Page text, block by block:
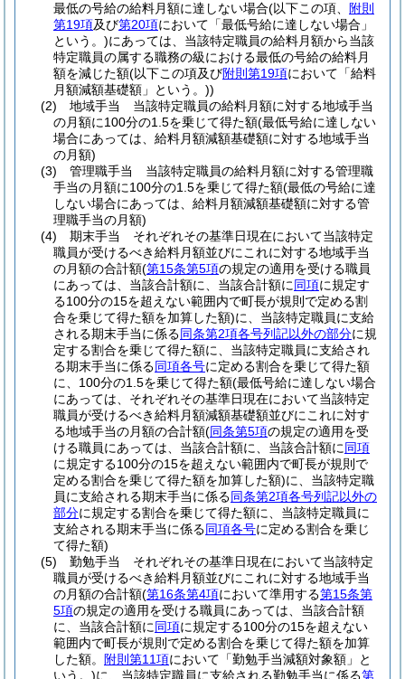
最低の号給の給料月額に達しない場合(以下この項、
附則
第19項及び第20項において「最低号給に達しない場合」
という。)にあっては、当該特定職員の給料月額から当該
特定職員の属する職務の級における最低の号給の給料月
額を減じた額(以下この項及び附則第19項において「給料
月額減額基礎額」という。))
(2)
地域手当 当該特定職員の給料月額に対する地域手当
の月額に100分の1.5を乗じて得た額(最低号給に達しない
場合にあっては、給料月額減額基礎額に対する地域手当
の月額)
(3)
管理職手当 当該特定職員の給料月額に対する管理職
手当の月額に100分の1.5を乗じて得た額(最低の号給に達
しない場合にあっては、給料月額減額基礎額に対する管
理職手当の月額)
(4)
期末手当 それぞれその基準日現在において当該特定
職員が受けるべき給料月額並びにこれに対する地域手当
の月額の合計額(第15条第5項の規定の適用を受ける職員
にあっては、当該合計額に、当該合計額に同項に規定す
る100分の15を超えない範囲内で町長が規則で定める割
合を乗じて得た額を加算した額)に、当該特定職員に支給
される期末手当に係る同条第2項各号列記以外の部分に規
定する割合を乗じて得た額に、当該特定職員に支給され
る期末手当に係る同項各号に定める割合を乗じて得た額
に、100分の1.5を乗じて得た額(最低号給に達しない場合
にあっては、それぞれその基準日現在において当該特定
職員が受けるべき給料月額減額基礎額並びにこれに対す
る地域手当の月額の合計額(同条第5項の規定の適用を受
ける職員にあっては、当該合計額に、当該合計額に同項
に規定する100分の15を超えない範囲内で町長が規則で
定める割合を乗じて得た額を加算した額)に、当該特定職
員に支給される期末手当に係る同条第2項各号列記以外の
部分に規定する割合を乗じて得た額に、当該特定職員に
支給される期末手当に係る同項各号に定める割合を乗じ
て得た額)
(5)
勤勉手当 それぞれその基準日現在において当該特定
職員が受けるべき給料月額並びにこれに対する地域手当
の月額の合計額(第16条第4項において準用する第15条第
5項の規定の適用を受ける職員にあっては、当該合計額
に、当該合計額に同項に規定する100分の15を超えない
範囲内で町長が規則で定める割合を乗じて得た額を加算
した額。
附則第11項において「勤勉手当減額対象額」と
いう。)に、当該特定職員に支給される勤勉手当に係る第